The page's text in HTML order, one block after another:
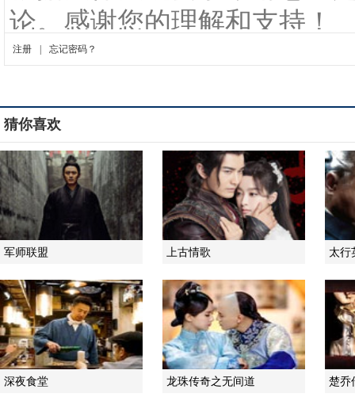
猜你喜欢
军师联盟 上古情歌 太行
深夜食堂 龙珠传奇之无间道 楚乔